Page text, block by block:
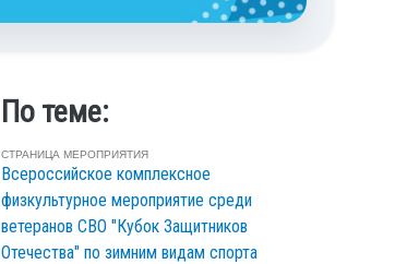
По теме:
СТРАНИЦА МЕРОПРИЯТИЯ
Всероссийское комплексное
физкультурное мероприятие среди
ветеранов СВО "Кубок Защитников
Отечества" по зимним видам спорта